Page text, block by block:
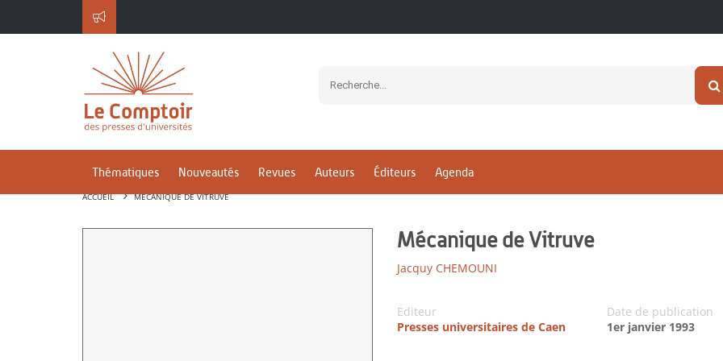
Thématiques Nouveautés Revues Auteurs Éditeurs Agenda
ACCUEIL MÉCANIQUE DE VITRUVE
Mécanique de Vitruve
Jacquy CHEMOUNI
Editeur
Presses universitaires de Caen
Date de publication
1er janvier 1993